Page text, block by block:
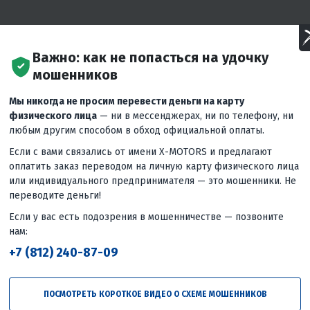
kews-k16-nb300-s-progressiey
motory
...еще
Первый в РФ с 2Т двигателем! 🔥
Обзор кроссового (эндуро)
мотоцикла PROMAX WOLVERINE 302 2T
Важно: как не попасться на удочку
мошенников
Мы никогда не просим перевести деньги на карту
физического лица — ни в мессенджерах, ни по телефону, ни
любым другим способом в обход официальной оплаты.
Если с вами связались от имени X-MOTORS и предлагают
оплатить заказ переводом на личную карту физического лица
или индивидуального предпринимателя — это мошенники. Не
переводите деньги!
Если у вас есть подозрения в мошенничестве — позвоните
нам:
+7 (812) 240-87-09
ПОСМОТРЕТЬ КОРОТКОЕ ВИДЕО О СХЕМЕ МОШЕННИКОВ